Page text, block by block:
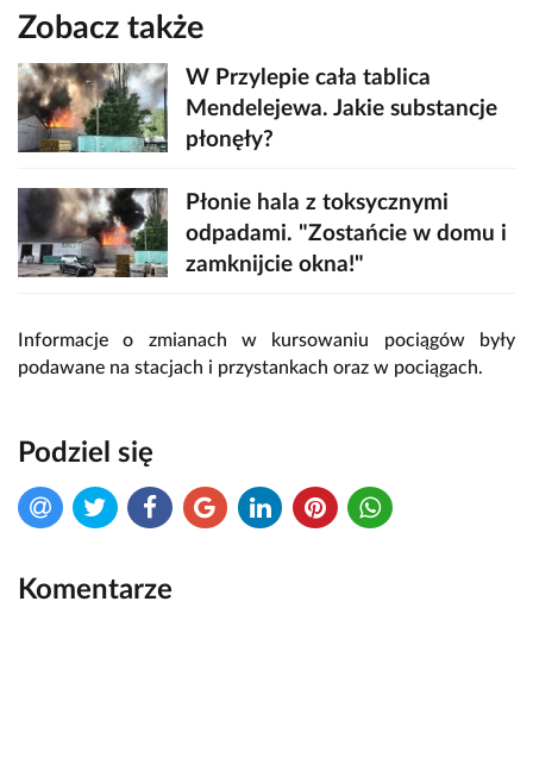
Zobacz także
W Przylepie cała tablica
Mendelejewa. Jakie substancje
płonęły?
Płonie hala z toksycznymi
odpadami. "Zostańcie w domu i
zamknijcie okna!"
Informacje o zmianach w kursowaniu pociągów były
podawane na stacjach i przystankach oraz w pociągach.
Podziel się
Komentarze